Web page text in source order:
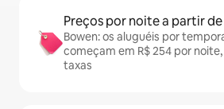
Preços por noite a partir de
Bowen: os aluguéis por
começam em R$ 254 por
taxas